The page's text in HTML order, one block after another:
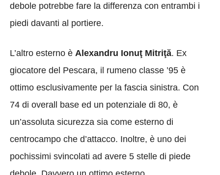
debole potrebbe fare la differenza con entrambi i
piedi davanti al portiere.
L’altro esterno è Alexandru Ionuţ Mitriţă. Ex
giocatore del Pescara, il rumeno classe ’95 è
ottimo esclusivamente per la fascia sinistra. Con
74 di overall base ed un potenziale di 80, è
un’assoluta sicurezza sia come esterno di
centrocampo che d’attacco. Inoltre, è uno dei
pochissimi svincolati ad avere 5 stelle di piede